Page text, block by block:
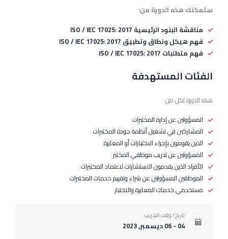
ستمكنك هذه الدورة من:
مناقشة البنود الرئيسية ISO / IEC 17025: 2017
فهم هيكل ونطاق وتطبيق ISO / IEC 17025: 2017
فهم متطلبات ISO / IEC 17025: 2017
الفئات المستهدفة
هذه الدورة لكل من:
المسؤولين عن إدارة المختبرات
المشاركين في تشغيل أنظمة جودة المختبرات
الذين يقومون بإجراء الاختبارات أو المعايرة
المسؤولين عن تدريب موظفي المختبر
الأفراد الذين يقدمون الاستشارات لاعتماد المختبرات
الموظفين المسؤولين عن شراء وتقييم خدمات المختبرات
مستخدمي خدمات المعايرة والاختبار
تاريخ/ وقت التدريب
04 - 06 ديسمبر, 2023